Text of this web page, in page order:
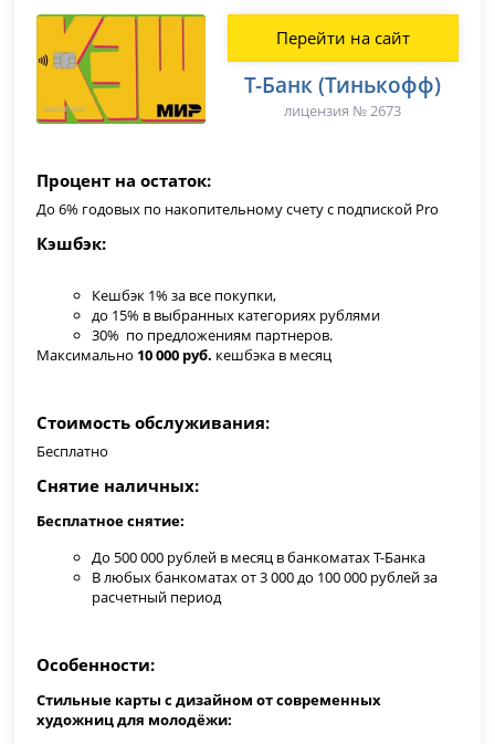
Процент на остаток
До 6% годовых по накопительному счету с подпиской Pro
Кэшбэк
Кешбэк 1% за все покупки,
до 15% в выбранных категориях рублями
30% по предложениям партнеров.
Максимально 10 000 руб. кешбэка в месяц
Стоимость обслуживания
Бесплатно
Снятие наличных
Бесплатное снятие:
До 500 000 рублей в месяц в банкоматах Т-Банка
В любых банкоматах от 3 000 до 100 000 рублей за
расчетный период
Особенности
Стильные карты с дизайном от современных
художниц для молодёжи:
Перейти на сайт
Т-Банк (Тинькофф)
лицензия № 2673